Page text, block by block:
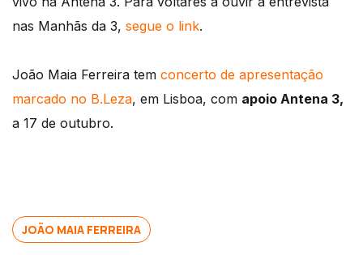
nas Manhãs da 3, segue o link.
João Maia Ferreira tem concerto de apresentação
marcado no B.Leza, em Lisboa, com apoio Antena 3,
a 17 de outubro.
JOÃO MAIA FERREIRA